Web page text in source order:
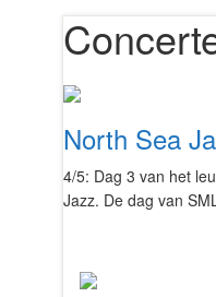
North Sea
4/5: Dag 3 van het
Jazz. De dag van